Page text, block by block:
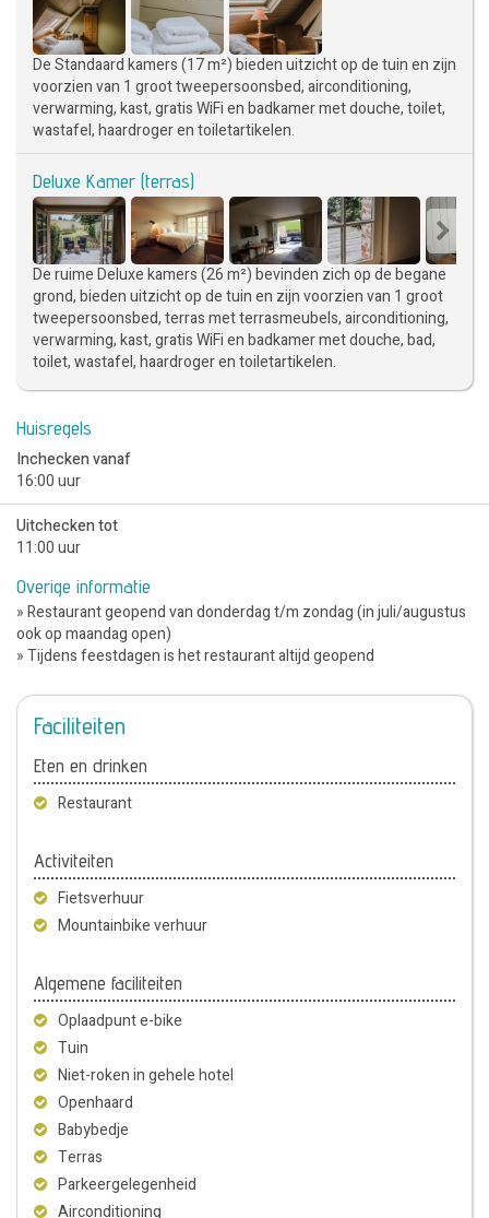
De Standaard kamers (17 m²) bieden uitzicht op de tuin en zijn
voorzien van 1 groot tweepersoonsbed, airconditioning,
verwarming, kast, gratis WiFi en badkamer met douche, toilet,
wastafel, haardroger en toiletartikelen.
Deluxe Kamer (terras)
De ruime Deluxe kamers (26 m²) bevinden zich op de begane
grond, bieden uitzicht op de tuin en zijn voorzien van 1 groot
tweepersoonsbed, terras met terrasmeubels, airconditioning,
verwarming, kast, gratis WiFi en badkamer met douche, bad,
toilet, wastafel, haardroger en toiletartikelen.
Huisregels
Inchecken vanaf
16:00 uur
Uitchecken tot
11:00 uur
Overige informatie
» Restaurant geopend van donderdag t/m zondag (in juli/augustus
ook op maandag open)
» Tijdens feestdagen is het restaurant altijd geopend
Faciliteiten
Eten en drinken
Restaurant
Activiteiten
Fietsverhuur
Mountainbike verhuur
Algemene faciliteiten
Oplaadpunt e-bike
Tuin
Niet-roken in gehele hotel
Openhaard
Babybedje
Terras
Parkeergelegenheid
Airconditioning